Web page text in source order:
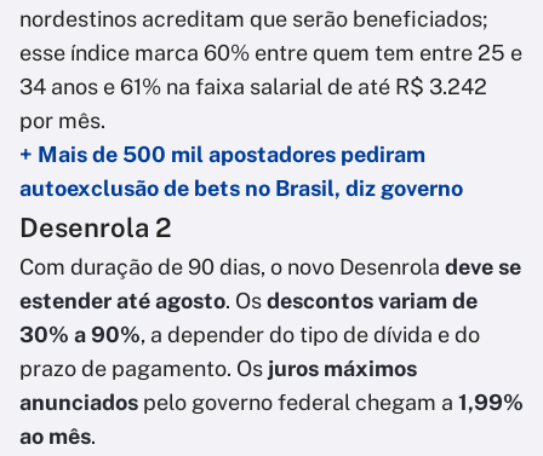
nordestinos acreditam que serão beneficiados;
esse índice marca 60% entre quem tem entre 25 e
34 anos e 61% na faixa salarial de até R$ 3.242
por mês.
+ Mais de 500 mil apostadores pediram
autoexclusão de bets no Brasil, diz governo
Desenrola 2
Com duração de 90 dias, o novo Desenrola deve se
estender até agosto. Osdescontos variam de
30% a 90%, a depender do tipo de dívida e do
prazo de pagamento. Os juros máximos
anunciados pelo governo federal chegam a 1,99%
ao mês.